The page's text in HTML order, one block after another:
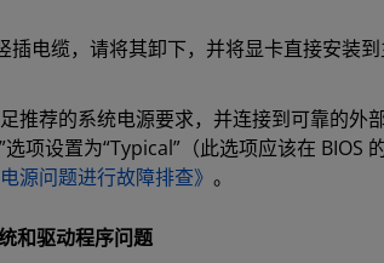
插电缆，请将其卸下，并将显卡直接安装
推荐的系统电源要求，并连接到可靠的外
项设置为“Typical”（此选项应该在 BIOS
源问题进行故障排查》 。
和驱动程序问题